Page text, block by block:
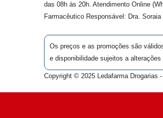
das 08h às 20h. Atendimento Online
Farmacêutico Responsável: Dra. Soraia
Os preços e as promoções são
e disponibilidade sujeitos a alterações
Copyright © 2025 Ledafarma Drogarias